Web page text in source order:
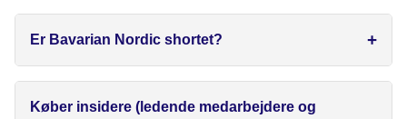
Er Bavarian Nordic shortet?
Køber insidere (ledende medarbejdere og